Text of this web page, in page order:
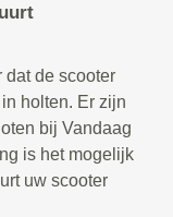
dat de scooter
holten. Er zijn
bij Vandaag
is het mogelijk
uw scooter